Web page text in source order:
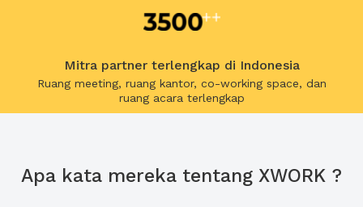
Mitra partner terlengkap di Indonesia
Ruang meeting, ruang kantor, co-working space, dan
ruang acara terlengkap
Apa kata mereka tentang XWORK ?